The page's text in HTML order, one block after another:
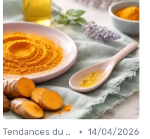
Tendances du Marché Bio • 14/04/2026